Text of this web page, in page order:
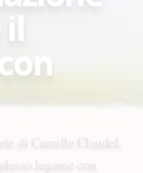
di Camille Claudel,
legame con